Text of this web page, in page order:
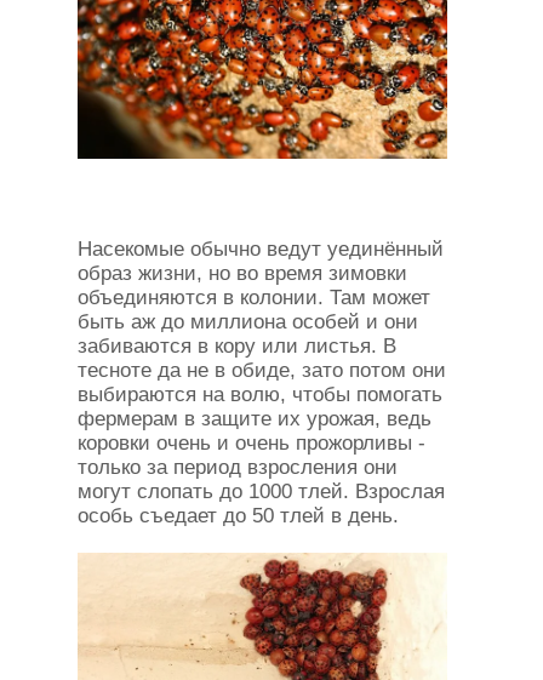
Насекомые обычно ведут уединённый
образ жизни, но во время зимовки
объединяются в колонии. Там может
быть аж до миллиона особей и они
забиваются в кору или листья. В
тесноте да не в обиде, зато потом они
выбираются на волю, чтобы помогать
фермерам в защите их урожая, ведь
коровки очень и очень прожорливы -
только за период взросления они
могут слопать до 1000 тлей. Взрослая
особь съедает до 50 тлей в день.